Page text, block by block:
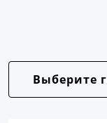
Выберите